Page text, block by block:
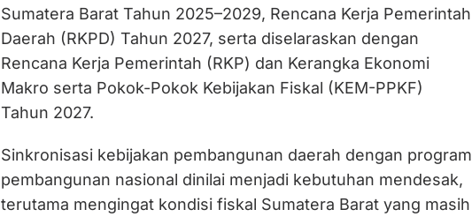
Sumatera Barat Tahun 2025–2029, Rencana Kerja Pemerintah
Daerah (RKPD) Tahun 2027, serta diselaraskan dengan
Rencana Kerja Pemerintah (RKP) dan Kerangka Ekonomi
Makro serta Pokok-Pokok Kebijakan Fiskal (KEM-PPKF)
Tahun 2027.
Sinkronisasi kebijakan pembangunan daerah dengan program
pembangunan nasional dinilai menjadi kebutuhan mendesak,
terutama mengingat kondisi fiskal Sumatera Barat yang masih